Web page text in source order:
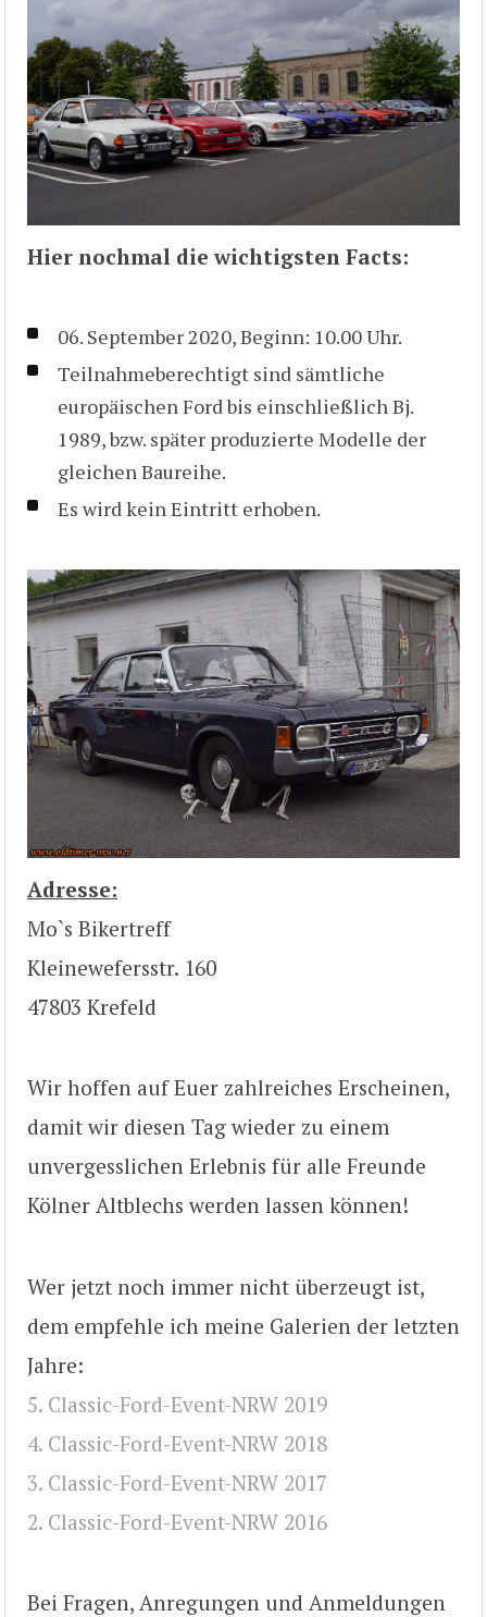
Hier nochmal die wichtigsten Facts:
06. September 2020, Beginn: 10.00 Uhr.
Teilnahmeberechtigt sind sämtliche
europäischen Ford bis einschließlich Bj.
1989, bzw. später produzierte Modelle der
gleichen Baureihe.
Es wird kein Eintritt erhoben.
Adresse:
Mo`s Bikertreff
Kleinewefersstr. 160
47803 Krefeld
Wir hoffen auf Euer zahlreiches Erscheinen,
damit wir diesen Tag wieder zu einem
unvergesslichen Erlebnis für alle Freunde
Kölner Altblechs werden lassen können!
Wer jetzt noch immer nicht überzeugt ist,
dem empfehle ich meine Galerien der letzten
Jahre:
5. Classic-Ford-Event-NRW 2019
4. Classic-Ford-Event-NRW 2018
3. Classic-Ford-Event-NRW 2017
2. Classic-Ford-Event-NRW 2016
Bei Fragen, Anregungen und Anmeldungen